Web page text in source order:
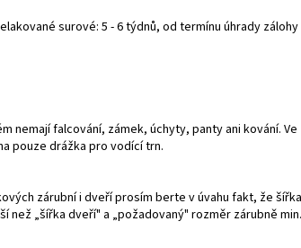
surové: 5 - 6 týdnů, od termínu úhrady zálohy
nemají falcování, zámek, úchyty, panty ani kování. Ve
pouze drážka pro vodící trn.
zárubní i dveří prosím berte v úvahu fakt, že šířka
než „šířka dveří" a „požadovaný" rozměr zárubně